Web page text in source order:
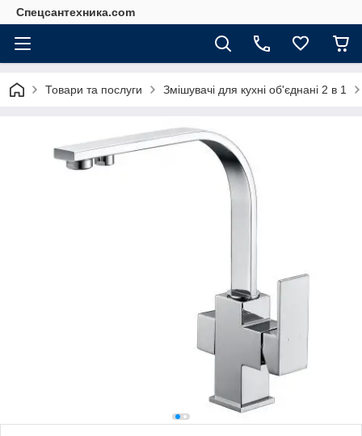
Спецсантехника.com
Товари та послуги Змішувачі для кухні об'єднані 2 в 1